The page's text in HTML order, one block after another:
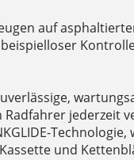
auf
jederzeit
Technologie,
und